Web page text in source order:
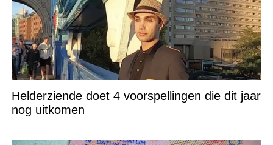
Helderziende doet 4 voorspellingen die dit jaar
nog uitkomen